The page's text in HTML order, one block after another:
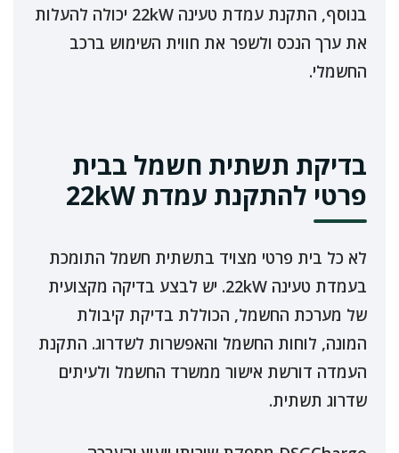
בנוסף, התקנת עמדת טעינה 22kW יכולה להעלות
את ערך הנכס ולשפר את חווית השימוש ברכב
החשמלי.
בדיקת תשתית חשמל בבית
פרטי להתקנת עמדת 22kW
לא כל בית פרטי מצויד בתשתית חשמל התומכת
בעמדת טעינה 22kW. יש לבצע בדיקה מקצועית
של מערכת החשמל, הכוללת בדיקת קיבולת
המונה, לוחות החשמל והאפשרות לשדרוג. התקנת
העמדה דורשת אישור ממשרד החשמל ולעיתים
שדרוג תשתית.